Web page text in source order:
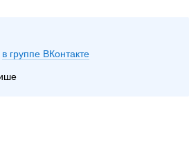
группе ВКонтакте